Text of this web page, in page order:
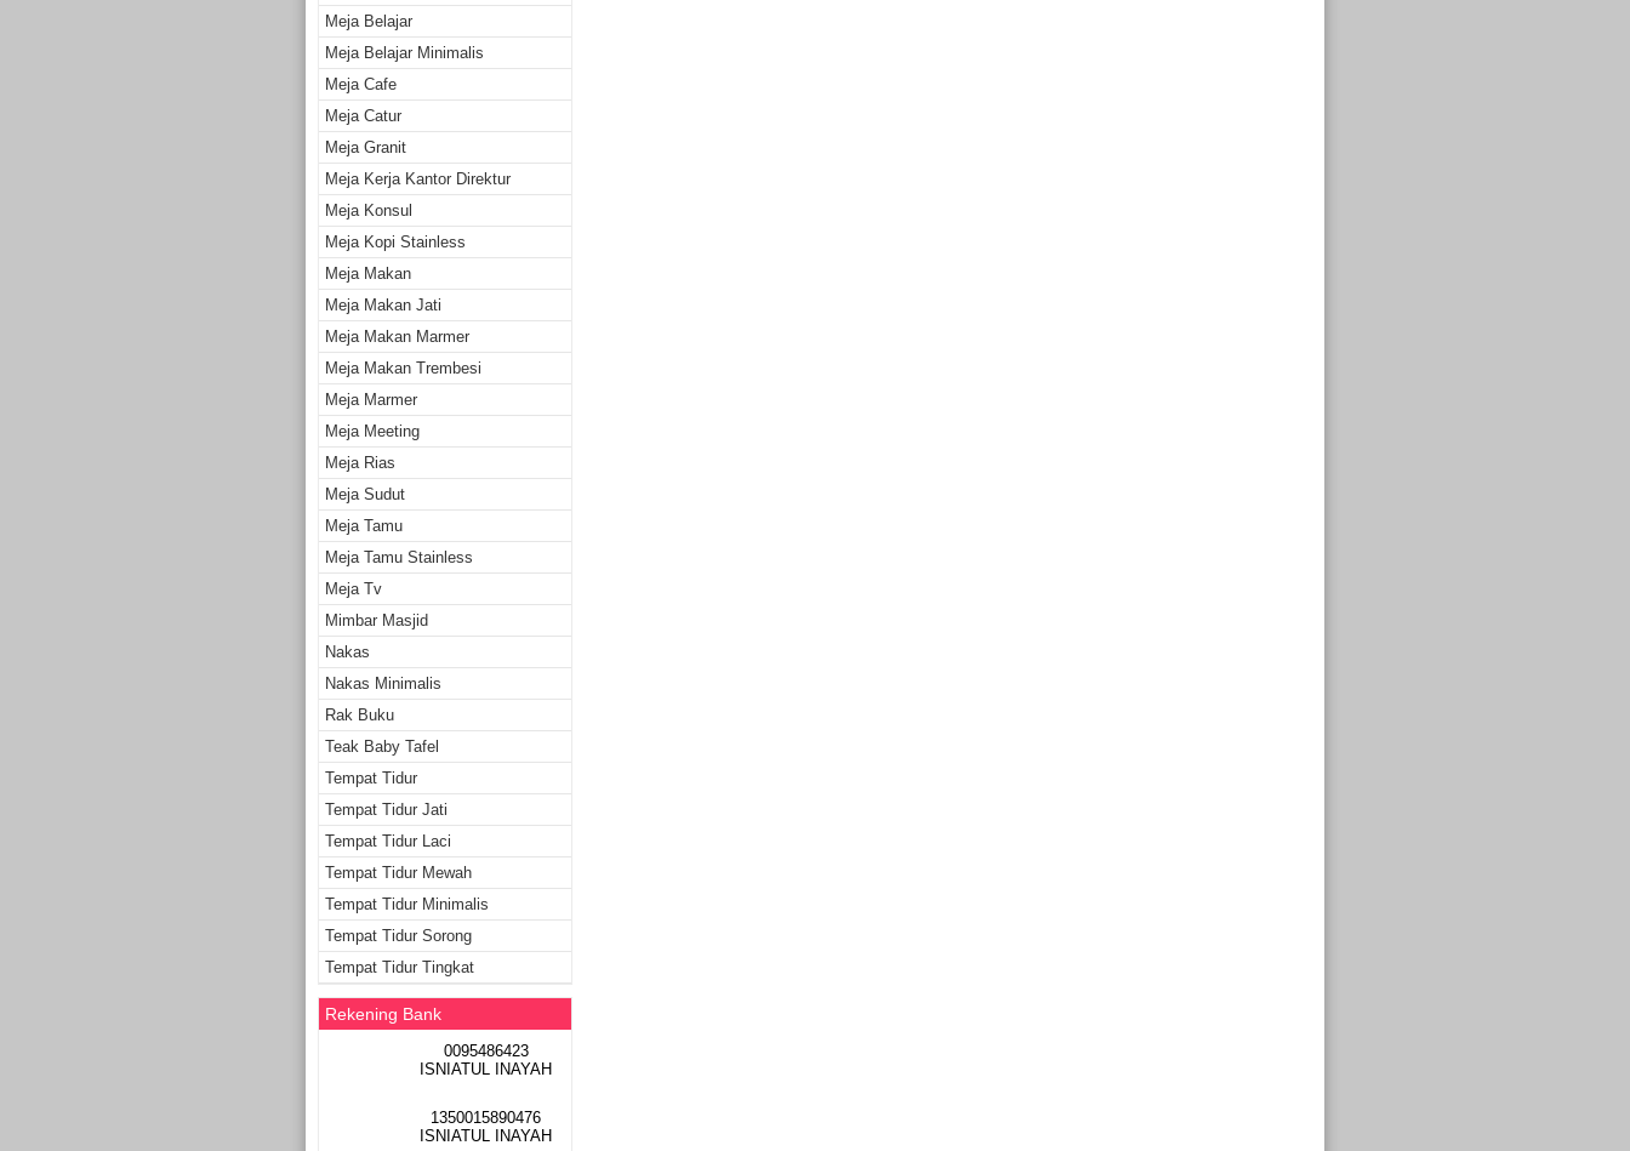
Meja Belajar
Meja Belajar Minimalis
Meja Cafe
Meja Catur
Meja Granit
Meja Kerja Kantor Direktur
Meja Konsul
Meja Kopi Stainless
Meja Makan
Meja Makan Jati
Meja Makan Marmer
Meja Makan Trembesi
Meja Marmer
Meja Meeting
Meja Rias
Meja Sudut
Meja Tamu
Meja Tamu Stainless
Meja Tv
Mimbar Masjid
Nakas
Nakas Minimalis
Rak Buku
Teak Baby Tafel
Tempat Tidur
Tempat Tidur Jati
Tempat Tidur Laci
Tempat Tidur Mewah
Tempat Tidur Minimalis
Tempat Tidur Sorong
Tempat Tidur Tingkat
Rekening Bank
0095486423
ISNIATUL INAYAH
1350015890476
ISNIATUL INAYAH